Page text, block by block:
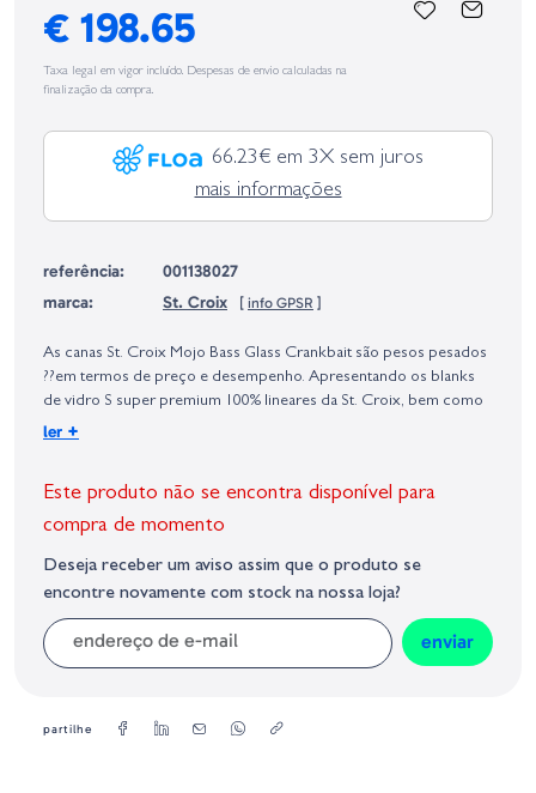
€ 198.65
Taxa legal em vigor incluído. Despesas de envio calculadas na
finalização da compra.
66.23€ em 3X sem juros
mais informações
referência:
001138027
marca:
St. Croix [ info GPSR ]
Europeia, dos produtos da marca, conforme requerido no Regulamento
Geral sobre a Segurança dos Produtos (GPSR):
As canas St. Croix Mojo Bass Glass Crankbait são pesos pesados
??em termos de preço e desempenho. Apresentando os blanks
de vidro S super premium 100% lineares da St. Croix, bem como
sua tecnologia de mandril Integrated Poly Curve (IPC), esta série
pescando um crankbait, chatterbait, ripbait, etc., eles carregam
perfeitamente para lançamentos longos e amortecem o golpe para
com componentes premium, incluindo passadores Kigan Master
Hand 3D e porta carretos Fuji ECS, as canas St. Croix Mojo Bass
Glass Crankbait seguem o legado e a reputação das canas St.
Croix.
Tipo - Casting 1/4 - 3/4oz
ler +
Este produto não se encontra disponível para
compra de momento
Deseja receber um aviso assim que o produto se
encontre novamente com stock na nossa loja?
enviar
partilhe